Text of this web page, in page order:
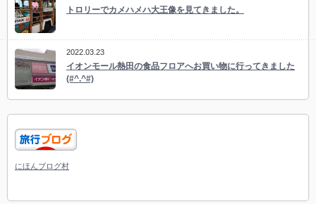
トロリーでカメハメハ大王像を見てきました。
2022.03.23
イオンモール熱田の食品フロアへお買い物に行ってきました
(#^.^#)
にほんブログ村